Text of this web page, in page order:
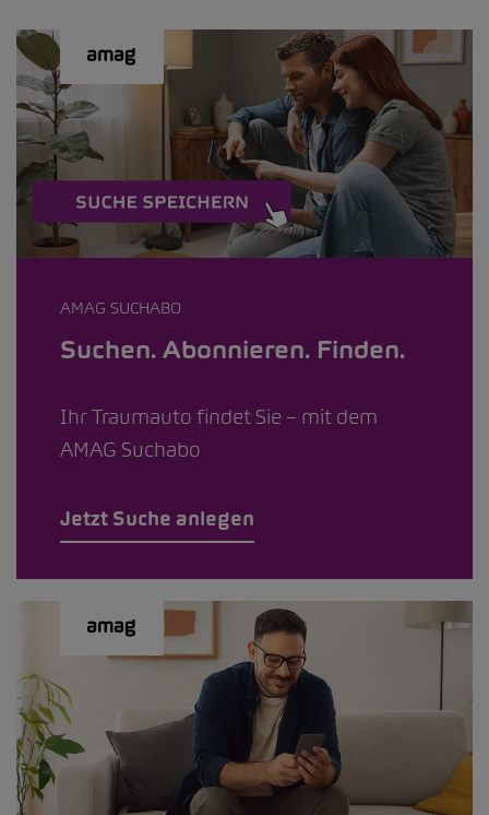
AMAG SUCHABO
Suchen. Abonnieren. Finden.
Ihr Traumauto findet Sie – mit dem
AMAG Suchabo
Jetzt Suche anlegen